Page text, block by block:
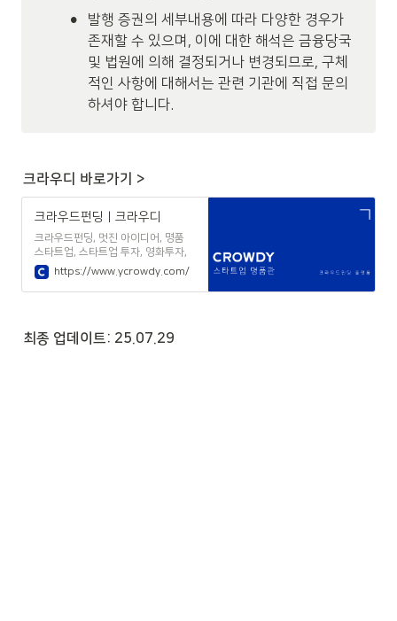
•
발행 증권의 세부내용에 따라 다양한 경우가
존재할 수 있으며, 이에 대한 해석은 금융당국
및 법원에 의해 결정되거나 변경되므로, 구체
적인 사항에 대해서는 관련 기관에 직접 문의
하셔야 합니다.
크라우디 바로가기 >
크라우드펀딩 | 크라우디
크라우드펀딩, 멋진 아이디어, 명품
스타트업, 스타트업 투자, 영화투자,
서베이, 설문조사, 크베이
https://www.ycrowdy.com/
최종 업데이트: 25.07.29